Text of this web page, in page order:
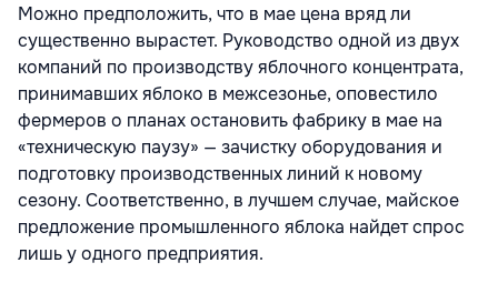
Можно предположить, что в мае цена вряд ли
существенно вырастет. Руководство одной из двух
компаний по производству яблочного концентрата,
принимавших яблоко в межсезонье, оповестило
фермеров о планах остановить фабрику в мае на
«техническую паузу» — зачистку оборудования и
подготовку производственных линий к новому
сезону. Соответственно, в лучшем случае, майское
предложение промышленного яблока найдет спрос
лишь у одного предприятия.